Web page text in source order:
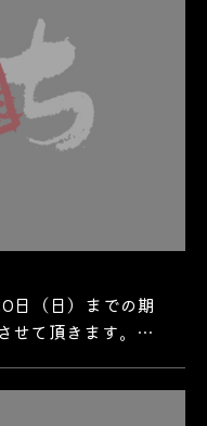
（日）までの期
せて頂きます。…